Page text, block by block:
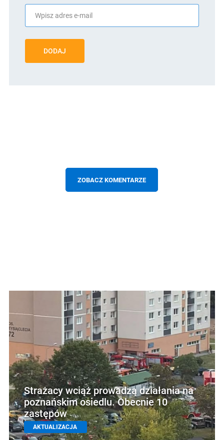
DODAJ
ZOBACZ KOMENTARZE
Strażacy wciąż prowadzą działania na
poznańskim osiedlu. Obecnie 10
zastępów
AKTUALIZACJA